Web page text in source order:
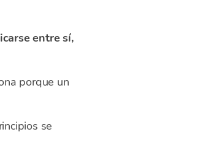
entre sí,
porque un
se